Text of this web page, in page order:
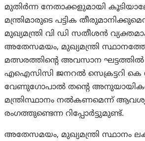
മുതിർന്ന നേതാക്കളുമായി
മന്ത്രിമാരുടെ പട്ടിക
മുഖ്യമന്ത്രി വി ഡി സതീശൻ
അതേസമയം, മുഖ്യമന്ത്രി
മത്സരത്തിന്റെ അവസാന ഘട്ടത്തിൽ
എഐസിസി ജനറൽ സെക്രട്ടറി കെ
വേണുഗോപാൽ തന്റെ
മന്ത്രിസ്ഥാനം നൽകണമെന്ന്
രംഗത്തുണ്ടെന്ന റിപ്പോർട്ടുമുണ്ട്.
അതേസമയം, മുഖ്യമന്ത്രി സ്ഥാനം